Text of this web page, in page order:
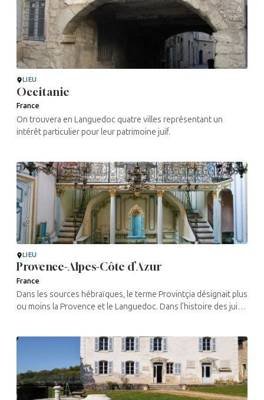
LIEU
Occitanie
France
On trouvera en Languedoc quatre villes représentant un
intérêt particulier pour leur patrimoine juif.
LIEU
Provence-Alpes-Côte d’Azur
France
Dans les sources hébraïques, le terme Provintçia désignait plus
ou moins la Provence et le Languedoc. Dans l’histoire des juifs